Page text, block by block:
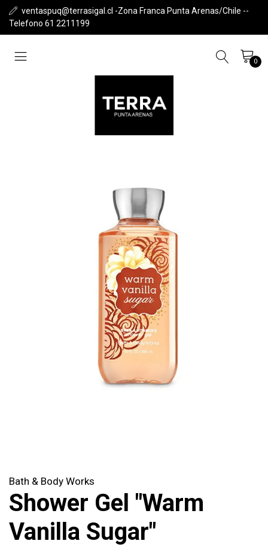
ventaspuq@terrasigal.cl -Zona Franca Punta Arenas/Chile --
Telefono 61 2211199
0
Bath & Body Works
Shower Gel "Warm
Vanilla Sugar"